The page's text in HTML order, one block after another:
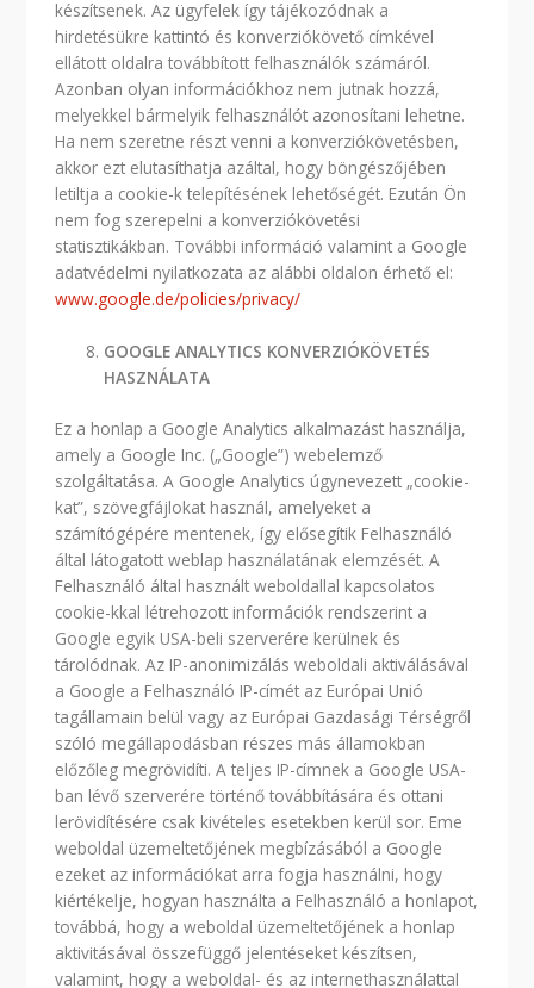
készítsenek. Az ügyfelek így tájékozódnak a
hirdetésükre kattintó és konverziókövető címkével
ellátott oldalra továbbított felhasználók számáról.
Azonban olyan információkhoz nem jutnak hozzá,
melyekkel bármelyik felhasználót azonosítani lehetne.
Ha nem szeretne részt venni a konverziókövetésben,
akkor ezt elutasíthatja azáltal, hogy böngészőjében
letiltja a cookie-k telepítésének lehetőségét. Ezután Ön
nem fog szerepelni a konverziókövetési
statisztikákban. További információ valamint a Google
adatvédelmi nyilatkozata az alábbi oldalon érhető el:
www.google.de/policies/privacy/
GOOGLE ANALYTICS KONVERZIÓKÖVETÉS
HASZNÁLATA
Ez a honlap a Google Analytics alkalmazást használja,
amely a Google Inc. („Google”) webelemző
szolgáltatása. A Google Analytics úgynevezett „cookie-
kat”, szövegfájlokat használ, amelyeket a
számítógépére mentenek, így elősegítik Felhasználó
által látogatott weblap használatának elemzését. A
Felhasználó által használt weboldallal kapcsolatos
cookie-kkal létrehozott információk rendszerint a
Google egyik USA-beli szerverére kerülnek és
tárolódnak. Az IP-anonimizálás weboldali aktiválásával
a Google a Felhasználó IP-címét az Európai Unió
tagállamain belül vagy az Európai Gazdasági Térségről
szóló megállapodásban részes más államokban
előzőleg megrövidíti. A teljes IP-címnek a Google USA-
ban lévő szerverére történő továbbítására és ottani
lerövidítésére csak kivételes esetekben kerül sor. Eme
weboldal üzemeltetőjének megbízásából a Google
ezeket az információkat arra fogja használni, hogy
kiértékelje, hogyan használta a Felhasználó a honlapot,
továbbá, hogy a weboldal üzemeltetőjének a honlap
aktivitásával összefüggő jelentéseket készítsen,
valamint, hogy a weboldal- és az internethasználattal